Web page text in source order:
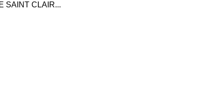
SAINT CLAIR...